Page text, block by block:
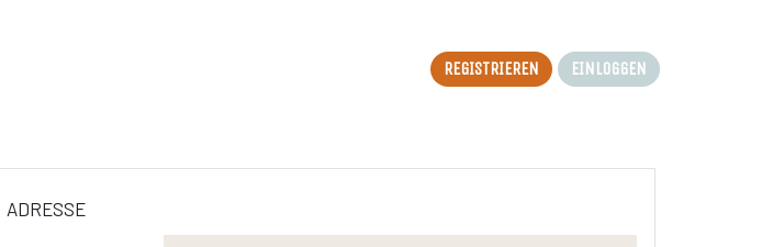
Registrieren Einloggen
adresse